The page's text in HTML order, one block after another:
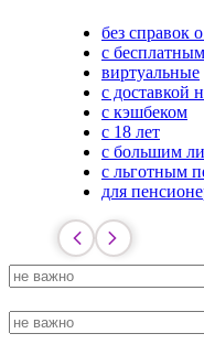
без справок
с
виртуальные
с доставкой
с кэшбеком
с 18 лет
с большим
с льготным
для